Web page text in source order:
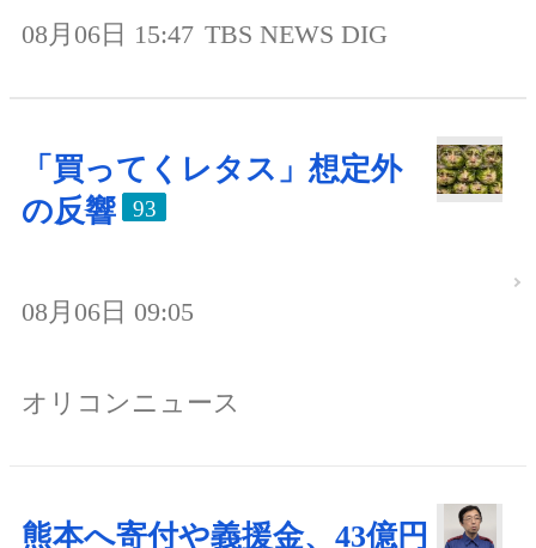
08月06日 15:47 TBS NEWS DIG
「買ってくレタス」想定外
の反響
93
08月06日 09:05
オリコンニュース
熊本へ寄付や義援金、43億円